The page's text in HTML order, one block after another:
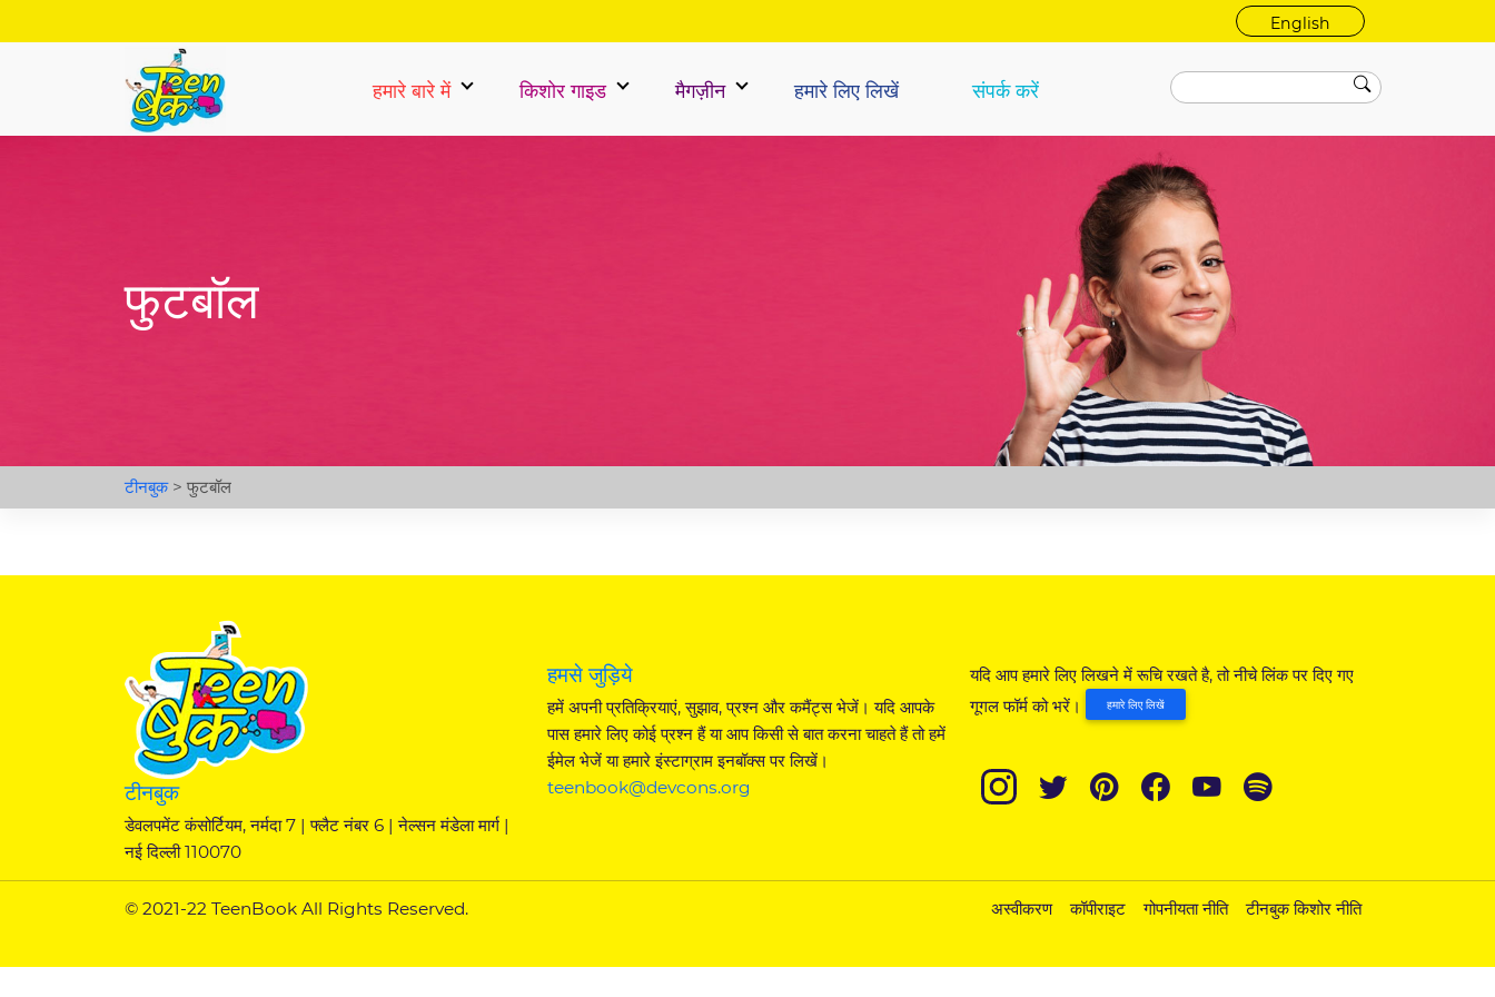
English
हमारे बारे में किशोर गाइड मैगज़ीन हमारे लिए लिखें संपर्क करें
फुटबॉल
टीनबुक> फुटबॉल
टीनबुक
डेवलपमेंट कंसोर्टियम, नर्मदा 7 | फ्लैट नंबर 6 | नेल्सन मंडेला मार्ग |
नई दिल्ली 110070
हमसे जुड़िये
हमें अपनी प्रतिक्रियाएं, सुझाव, प्रश्न और कमैंट्स भेजें। यदि आपके
पास हमारे लिए कोई प्रश्न हैं या आप किसी से बात करना चाहते हैं तो हमें
ईमेल भेजें या हमारे इंस्टाग्राम इनबॉक्स पर लिखें।
teenbook@devcons.org
यदि आप हमारे लिए लिखने में रूचि रखते है, तो नीचे लिंक पर दिए गए
गूगल फॉर्म को भरें।
हमारे लिए लिखें
© 2021-22 TeenBook All Rights Reserved. अस्वीकरण कॉपीराइट गोपनीयता नीति टीनबुक किशोर नीति